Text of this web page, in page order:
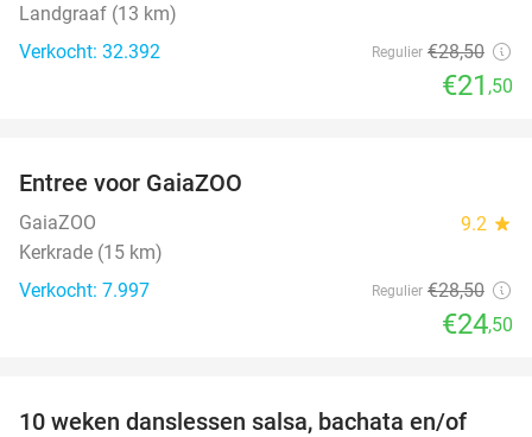
Landgraaf (13 km)
Verkocht: 32.392
Regulier €28,50
€21 ,50
Entree voor GaiaZOO
GaiaZOO 9.2 star
Kerkrade (15 km)
Verkocht: 7.997
Regulier €28,50
€24,50
10 weken danslessen salsa, bachata en/of